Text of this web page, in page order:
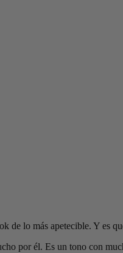
de lo más apetecible. Y es
por él. Es un tono con